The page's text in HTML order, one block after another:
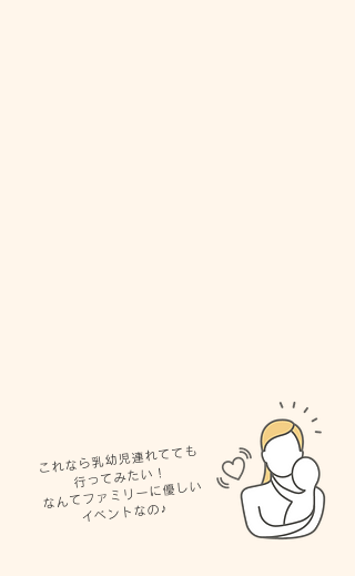
これなら乳幼児連れてても
行ってみたい！
なんてファミリーに優しい
​イベントなの♪